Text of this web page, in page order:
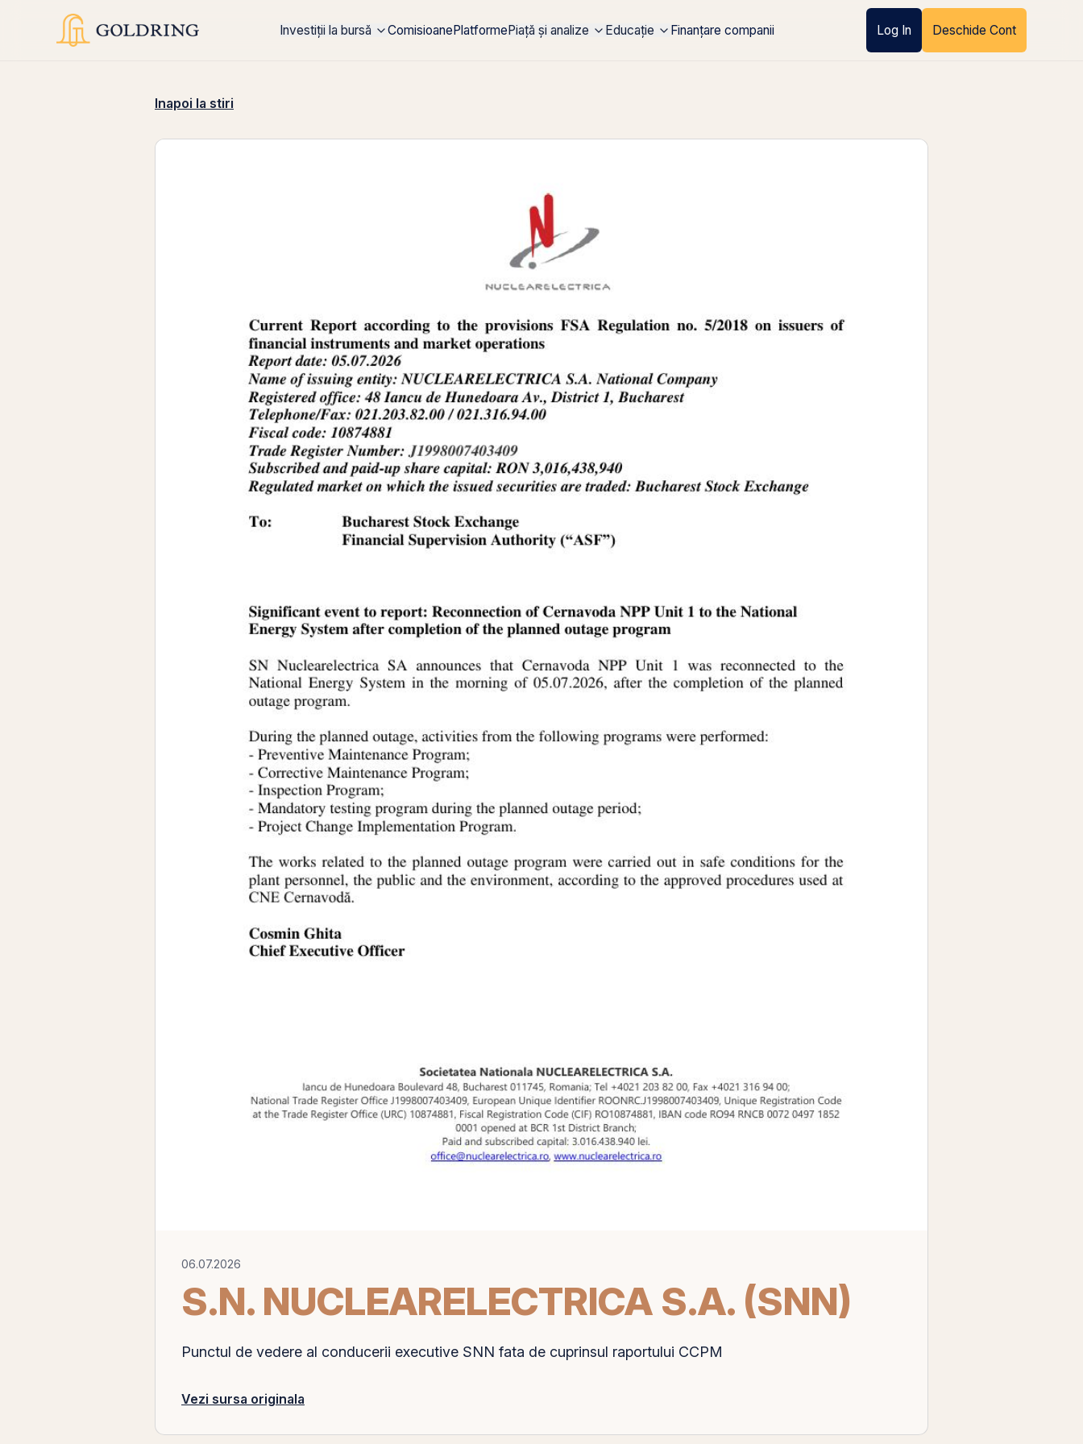
Investiții la bursă ComisioanePlatformePiață și analize Educație Finanțare companii Log In Deschide Cont
Inapoi la stiri
06.07.2026
S.N. NUCLEARELECTRICA S.A. (SNN)
Punctul de vedere al conducerii executive SNN fata de cuprinsul raportului CCPM
Vezi sursa originala